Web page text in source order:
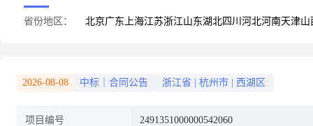
省份地区： 北京广东 上海江苏浙江山东湖北四川 河北河南天津山
2026-08-08 中标｜合同公告 浙江省 杭州市 西湖区
项目编号 2491351000000542060